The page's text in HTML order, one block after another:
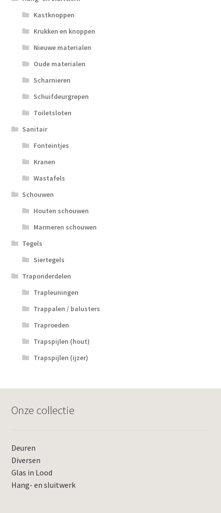
Kastknoppen
Krukken en knoppen
Nieuwe materialen
Oude materialen
Scharnieren
Schuifdeurgrepen
Toiletsloten
Sanitair
Fonteintjes
Kranen
Wastafels
Schouwen
Houten schouwen
Marmeren schouwen
Tegels
Siertegels
Traponderdelen
Trapleuningen
Trappalen / balusters
Traproeden
Trapspijlen (hout)
Trapspijlen (ijzer)
Onze collectie
Deuren
Diversen
Glas in Lood
Hang- en sluitwerk